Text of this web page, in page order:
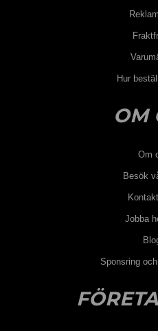
Hur
OM
Om
Besök
Jobba
Sponsring